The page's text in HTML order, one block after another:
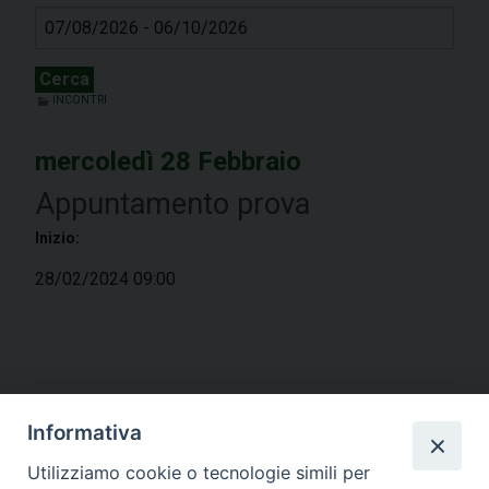
Cerca
INCONTRI
mercoledì 28 Febbraio
Appuntamento prova
Inizio:
28/02/2024 09:00
P
o
Informativa
Utilizziamo cookie o tecnologie simili per